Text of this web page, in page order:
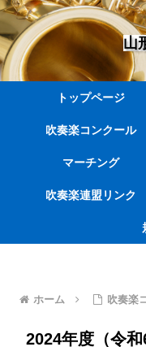
山
トップページ
吹奏楽コンクール
マーチング
吹奏楽連盟リンク
ホーム 吹奏楽
2024年度（令